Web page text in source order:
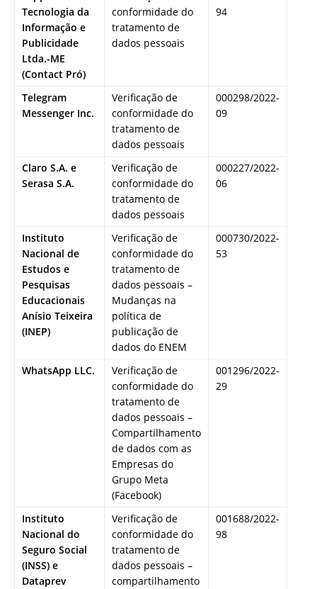
Tecnologia da
Informação e
Publicidade
Ltda.-ME
(Contact Pró)
conformidade do
tratamento de
dados pessoais
94
Telegram
Messenger Inc.
Verificação de
conformidade do
tratamento de
dados pessoais
000298/2022-
09
Claro S.A. e
Serasa S.A.
Verificação de
conformidade do
tratamento de
dados pessoais
000227/2022-
06
Instituto
Nacional de
Estudos e
Pesquisas
Educacionais
Anísio Teixeira
(INEP)
Verificação de
conformidade do
tratamento de
dados pessoais –
Mudanças na
política de
publicação de
dados do ENEM
000730/2022-
53
WhatsApp LLC.
Verificação de
conformidade do
tratamento de
dados pessoais –
Compartilhamento
de dados com as
Empresas do
Grupo Meta
(Facebook)
001296/2022-
29
Instituto
Nacional do
Seguro Social
(INSS) e
Dataprev
Verificação de
conformidade do
tratamento de
dados pessoais –
compartilhamento
001688/2022-
98